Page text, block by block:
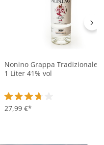
von 5 Sternen
Nonino Grappa Tradizionale -
1 Liter 41% vol
Durchschnittliche
27,99 €*